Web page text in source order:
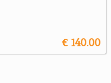
€ 140.00